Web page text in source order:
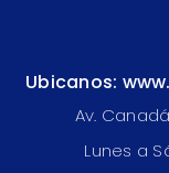
Ubicanos:
Av.
Lunes a